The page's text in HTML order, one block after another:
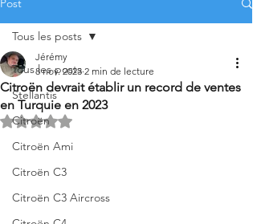
Post
Tous les posts
Stellantis
Citroën
Citroën Ami
Citroën C3
Citroën C3 Aircross
Tous les posts
Citroën devrait établir un record de ventes
en Turquie en 2023
Jérémy
8 nov. 2023 2 min de lecture
Noté NaN étoiles sur 5.